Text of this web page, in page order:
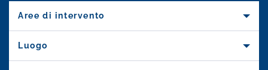
Aree di intervento
Luogo